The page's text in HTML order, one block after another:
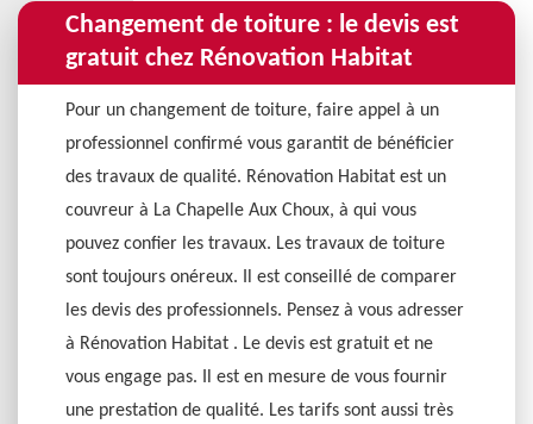
Changement de toiture : le devis est
gratuit chez Rénovation Habitat
Pour un changement de toiture, faire appel à un
professionnel confirmé vous garantit de bénéficier
des travaux de qualité. Rénovation Habitat est un
couvreur à La Chapelle Aux Choux, à qui vous
pouvez confier les travaux. Les travaux de toiture
sont toujours onéreux. Il est conseillé de comparer
les devis des professionnels. Pensez à vous adresser
à Rénovation Habitat . Le devis est gratuit et ne
vous engage pas. Il est en mesure de vous fournir
une prestation de qualité. Les tarifs sont aussi très